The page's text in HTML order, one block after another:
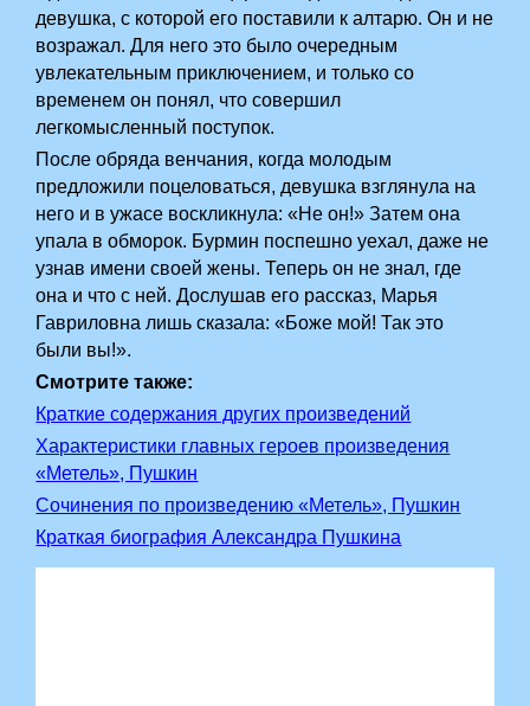
девушка, с которой его поставили к алтарю. Он и не
возражал. Для него это было очередным
увлекательным приключением, и только со
временем он понял, что совершил
легкомысленный поступок.
После обряда венчания, когда молодым
предложили поцеловаться, девушка взглянула на
него и в ужасе воскликнула: «Не он!» Затем она
упала в обморок. Бурмин поспешно уехал, даже не
узнав имени своей жены. Теперь он не знал, где
она и что с ней. Дослушав его рассказ, Марья
Гавриловна лишь сказала: «Боже мой! Так это
были вы!».
Смотрите также:
Краткие содержания других произведений
Характеристики главных героев произведения
«Метель», Пушкин
Сочинения по произведению «Метель», Пушкин
Краткая биография Александра Пушкина